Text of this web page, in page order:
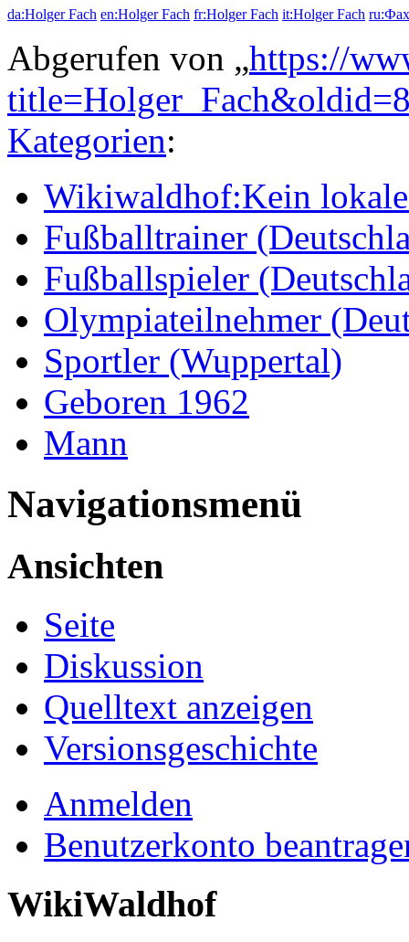
da:Holger Fach en:Holger Fach fr:Holger Fach it:Holger Fach
Abgerufen von „https://
Kategorien:
Wikiwaldhof:Kein
Fußballtrainer
Fußballspieler
Olympiateilnehmer
Sportler (Wuppertal)
Geboren 1962
Mann
Navigationsmenü
Ansichten
Seite
Diskussion
Quelltext anzeigen
Versionsgeschichte
Anmelden
Benutzerkonto
WikiWaldhof